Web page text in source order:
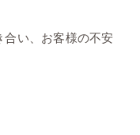
い、お客様の不安